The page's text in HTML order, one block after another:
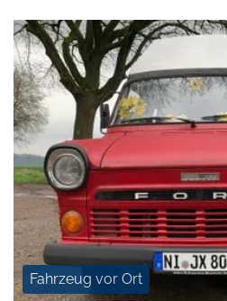
Fahrzeug vor Ort